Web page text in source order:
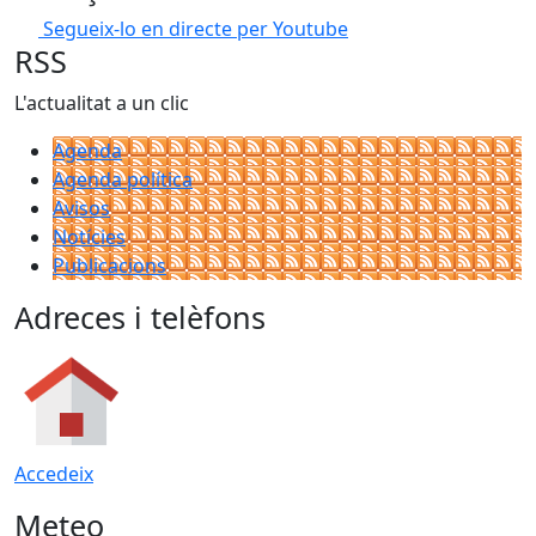
Segueix-lo en directe per Youtube
RSS
L'actualitat a un clic
Agenda
Agenda política
Avisos
Notícies
Publicacions
Adreces i telèfons
Accedeix
Meteo